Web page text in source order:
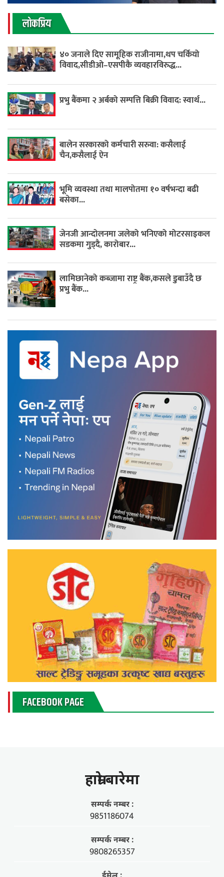
लाेकप्रिय
४० जनाले दिए सामूहिक राजीनामा,थप चर्कियो
विवाद,सीडीओ–एसपीकै व्यवहारविरुद्ध...
प्रभु बैंकमा २ अर्बको सम्पत्ति बिक्री विवाद: स्वार्थ...
बालेन सरकारको कर्मचारी सरुवा: कसैलाई
चैन,कसैलाई ऐन
भूमि व्यवस्था तथा मालपोतमा १० वर्षभन्दा बढी
बसेका...
जेनजी आन्दोलनमा जलेको भनिएको मोटरसाइकल
सडकमा गुड्दै, कारोबार...
लामिछानेको कब्जामा राष्ट्र बैंक,कसले डुबाउँदै छ
प्रभु बैंक...
FACEBOOK PAGE
हाम्राे बारेमा
सम्पर्क नम्बर :
9851186074
सम्पर्क नम्बर :
9808265357